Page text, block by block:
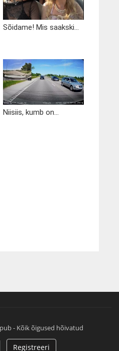
Sõidame! Mis saakski...
Niisiis, kumb on...
- Kõik õigused hõivatud
Registreeri